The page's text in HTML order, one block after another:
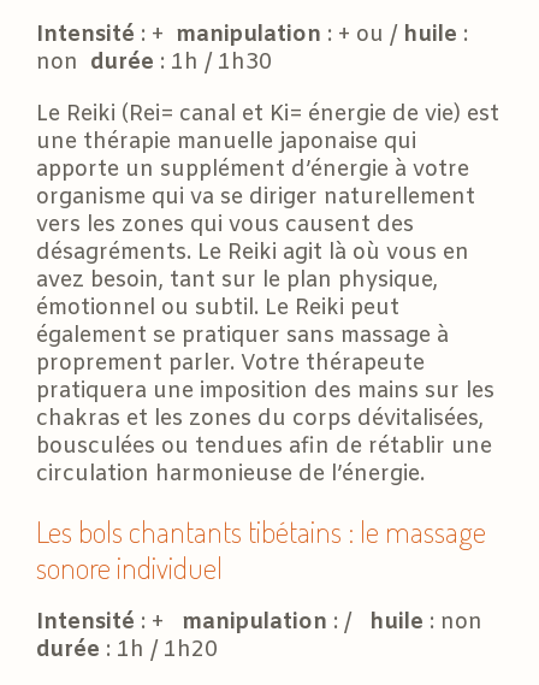
Intensité : + manipulation : + ou / huile :
non durée : 1h / 1h30
Le Reiki (Rei= canal et Ki= énergie de vie) est
une thérapie manuelle japonaise qui
apporte un supplément d’énergie à votre
organisme qui va se diriger naturellement
vers les zones qui vous causent des
désagréments. Le Reiki agit là où vous en
avez besoin, tant sur le plan physique,
émotionnel ou subtil. Le Reiki peut
également se pratiquer sans massage à
proprement parler. Votre thérapeute
pratiquera une imposition des mains sur les
chakras et les zones du corps dévitalisées,
bousculées ou tendues afin de rétablir une
circulation harmonieuse de l’énergie.
Les bols chantants tibétains : le massage
sonore individuel
Intensité : + manipulation : / huile : non
durée : 1h / 1h20